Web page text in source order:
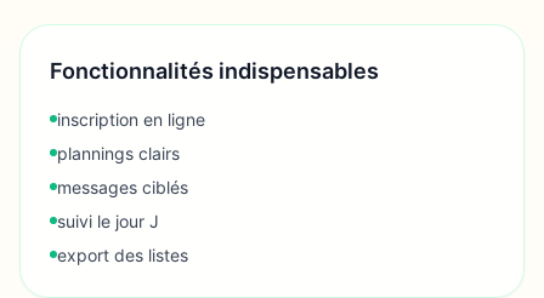
Fonctionnalités indispensables
inscription en ligne
plannings clairs
messages ciblés
suivi le jour J
export des listes